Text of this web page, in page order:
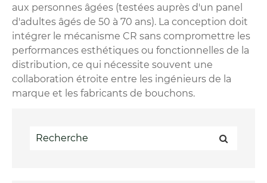
aux personnes âgées (testées auprès d'un panel
d'adultes âgés de 50 à 70 ans). La conception doit
intégrer le mécanisme CR sans compromettre les
performances esthétiques ou fonctionnelles de la
distribution, ce qui nécessite souvent une
collaboration étroite entre les ingénieurs de la
marque et les fabricants de bouchons.